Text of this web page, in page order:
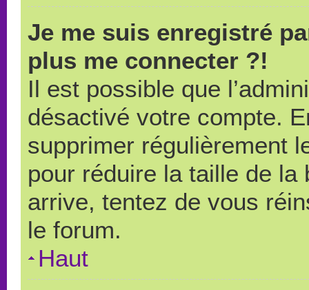
Je me suis enregistré
plus me connecter ?!
Il est possible que
désactivé votre compte.
supprimer régulièrement
pour réduire la taille de
arrive, tentez de vous
le forum.
Haut